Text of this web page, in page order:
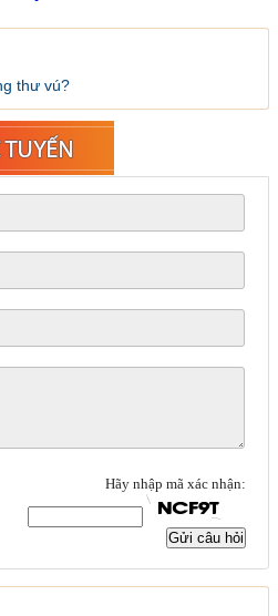
thư vú?
Hãy nhập mã xác nhận:
Gửi câu hỏi